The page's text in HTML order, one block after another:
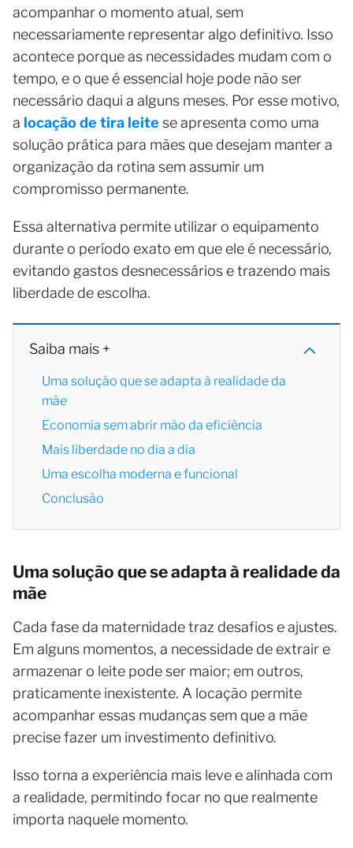
acompanhar o momento atual, sem
necessariamente representar algo definitivo. Isso
acontece porque as necessidades mudam com o
tempo, e o que é essencial hoje pode não ser
necessário daqui a alguns meses. Por esse motivo,
a locação de tira leite se apresenta como uma
solução prática para mães que desejam manter a
organização da rotina sem assumir um
compromisso permanente.
Essa alternativa permite utilizar o equipamento
durante o período exato em que ele é necessário,
evitando gastos desnecessários e trazendo mais
liberdade de escolha.
Saiba mais +
Uma solução que se adapta à realidade da
mãe
Economia sem abrir mão da eficiência
Mais liberdade no dia a dia
Uma escolha moderna e funcional
Conclusão
Uma solução que se adapta à realidade da
mãe
Cada fase da maternidade traz desafios e ajustes.
Em alguns momentos, a necessidade de extrair e
armazenar o leite pode ser maior; em outros,
praticamente inexistente. A locação permite
acompanhar essas mudanças sem que a mãe
precise fazer um investimento definitivo.
Isso torna a experiência mais leve e alinhada com
a realidade, permitindo focar no que realmente
importa naquele momento.